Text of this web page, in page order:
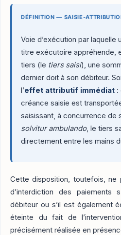
DÉFINITION — SAISIE-
Voie d’exécution par laquelle
titre exécutoire appréhende,
tiers (le tiers saisi), une
dernier doit à son débiteur.
l’effet attributif immédiat :
créance saisie est
saisissant, à concurrence
solvitur ambulando, le tiers
directement entre les mains
Cette disposition, toutefois, ne
d’interdiction des paiements
débiteur ou s’il est également
éteinte du fait de
précisément réalisée en